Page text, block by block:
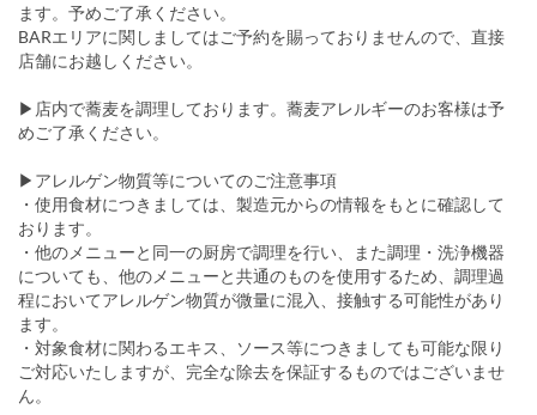
ます。予めご了承ください。
BARエリアに関しましてはご予約を賜っておりませんので、直接
店舗にお越しください。
▶店内で蕎麦を調理しております。蕎麦アレルギーのお客様は予
めご了承ください。
▶アレルゲン物質等についてのご注意事項
・使用食材につきましては、製造元からの情報をもとに確認して
おります。
・他のメニューと同一の厨房で調理を行い、また調理・洗浄機器
についても、他のメニューと共通のものを使用するため、調理過
程においてアレルゲン物質が微量に混入、接触する可能性があり
ます。
・対象食材に関わるエキス、ソース等につきましても可能な限り
ご対応いたしますが、完全な除去を保証するものではございませ
ん。